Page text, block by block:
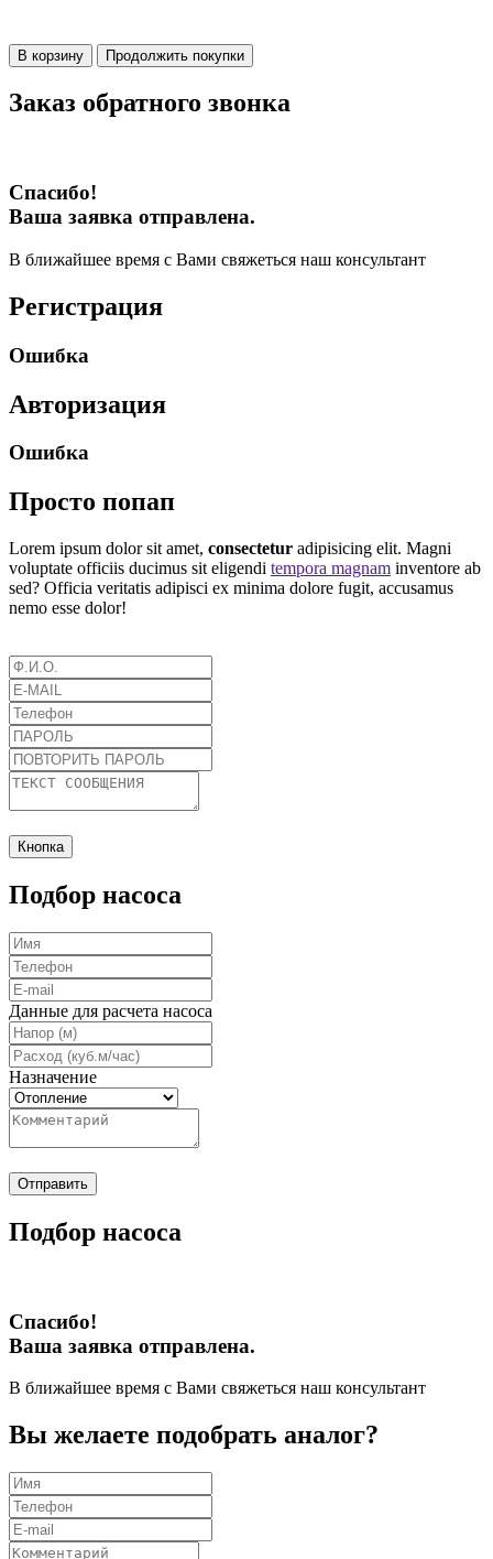
В корзину Продолжить покупки
Заказ обратного звонка
Спасибо!
Ваша заявка отправлена.
В ближайшее время с Вами свяжеться наш консультант
Регистрация
Ошибка
Авторизация
Ошибка
Просто попап
Lorem ipsum dolor sit amet, consectetur adipisicing elit. Magni
voluptate officiis ducimus sit eligendi tempora magnam inventore ab
sed? Officia veritatis adipisci ex minima dolore fugit, accusamus
nemo esse dolor!
Кнопка
Подбор насоса
Данные для расчета насоса
Назначение
Отправить
Подбор насоса
Спасибо!
Ваша заявка отправлена.
В ближайшее время с Вами свяжеться наш консультант
Вы желаете подобрать аналог?